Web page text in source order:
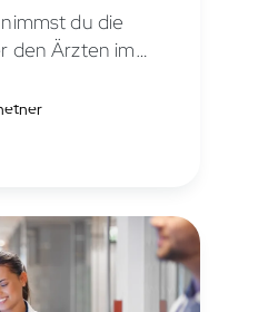
du die
den Ärzten im
Um diese
zu